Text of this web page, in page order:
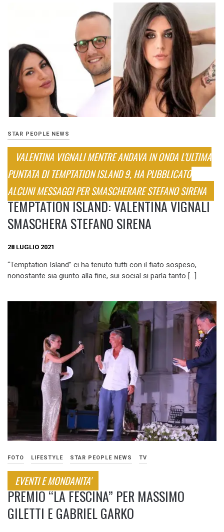
STAR PEOPLE NEWS
VALENTINA VIGNALI MENTRE ANDAVA IN ONDA L'ULTIMA
PUNTATA DI TEMPTATION ISLAND 9, HA PUBBLICATO
ALCUNI MESSAGGI PER SMASCHERARE STEFANO SIRENA
TEMPTATION ISLAND: VALENTINA VIGNALI
SMASCHERA STEFANO SIRENA
28 LUGLIO 2021
“Temptation Island” ci ha tenuto tutti con il fiato sospeso,
nonostante sia giunto alla fine, sui social si parla tanto […]
FOTO LIFESTYLE STAR PEOPLE NEWS TV
EVENTI E MONDANITA'
PREMIO “LA FESCINA” PER MASSIMO
GILETTI E GABRIEL GARKO